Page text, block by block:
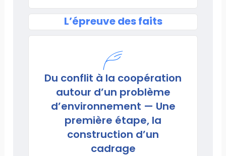
L’épreuve des faits
Du conflit à la coopération
autour d’un problème
d’environnement — Une
première étape, la
construction d’un
cadrage